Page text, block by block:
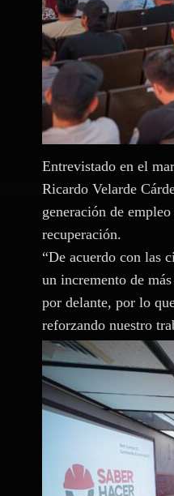
Entrevistado en el
Ricardo Velarde
generación de
recuperación.
“De acuerdo con las
un incremento de
por delante, por lo
reforzando nuestro